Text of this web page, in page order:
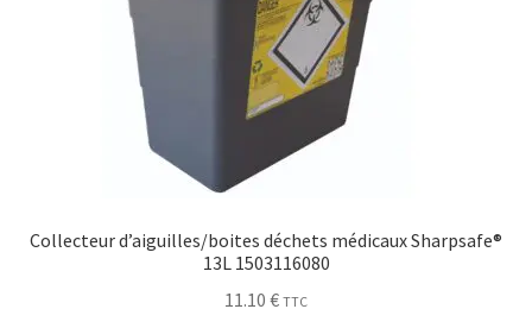
Collecteur d’aiguilles/boites déchets médicaux Sharpsafe®
13L 1503116080
11.10 € TTC